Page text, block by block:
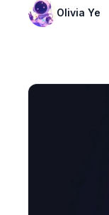
Olivia Ye